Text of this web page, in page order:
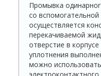
Промывка
со
осуществляется
перекачиваемой
отверстие в
уплотнения
можно